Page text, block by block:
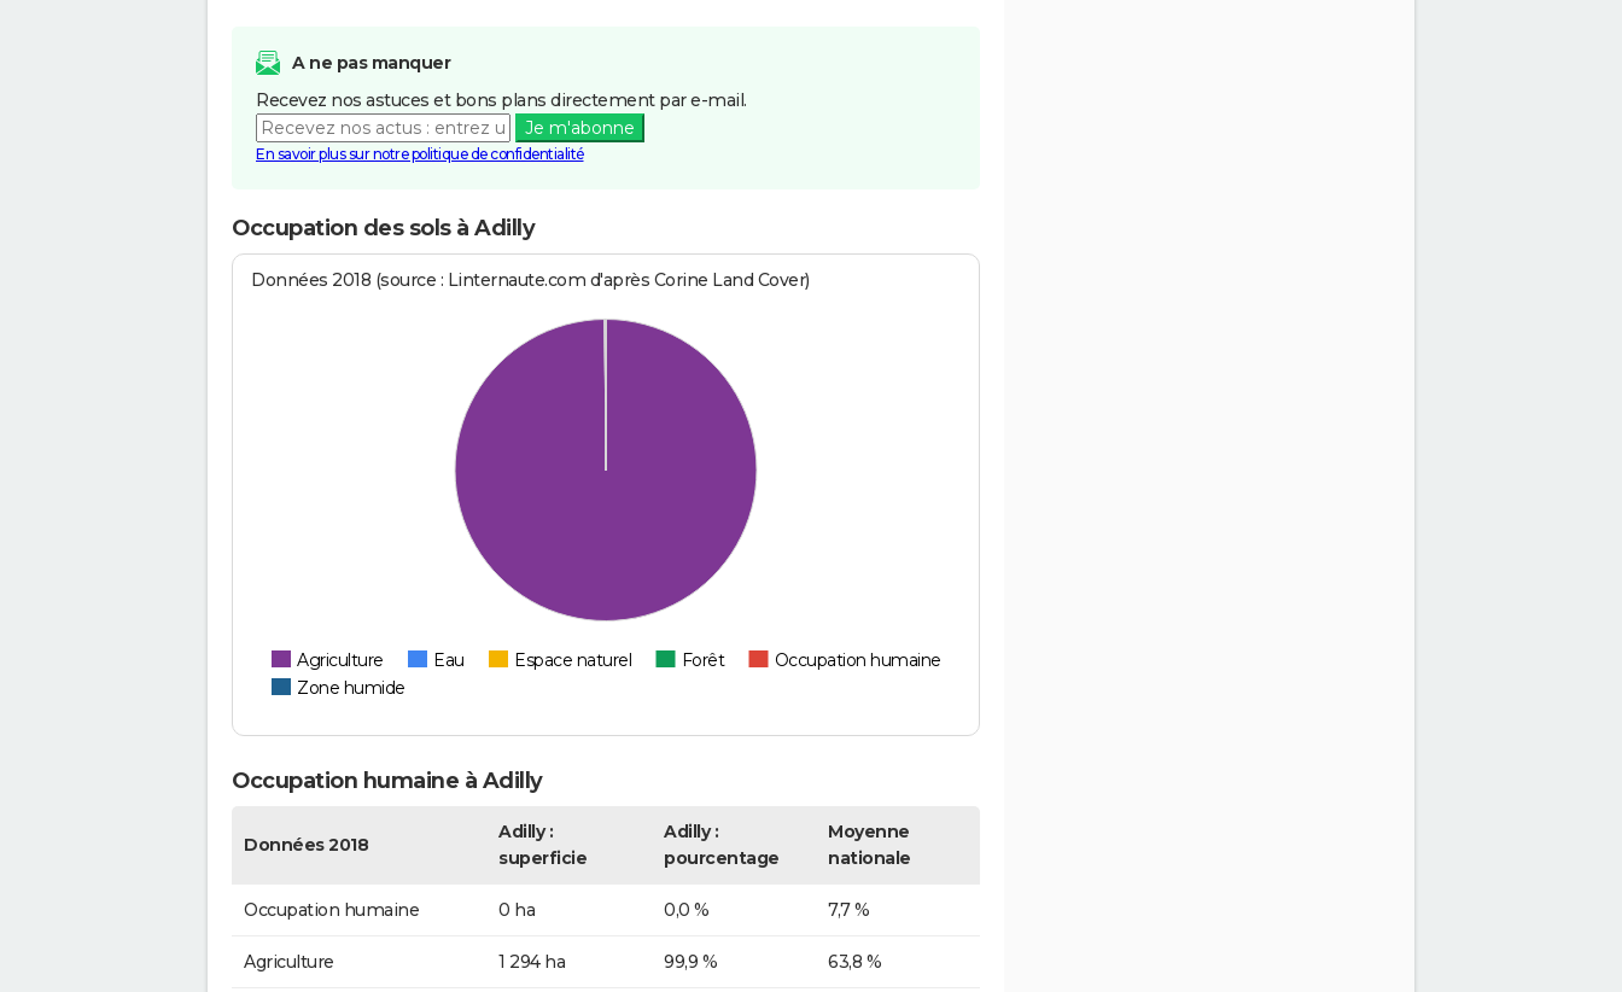
A ne pas manquer
Recevez nos astuces et bons plans directement par e-mail.
Je m'abonne
En savoir plus sur notre politique de confidentialité
Occupation des sols à Adilly
Données 2018 (source : Linternaute.com d'après Corine Land Cover)
Agriculture Eau Espace naturel Forêt
Occupation humaine
Zone humide
Occupation humaine à Adilly
Données 2018
Adilly :
superficie
Adilly :
pourcentage
Moyenne
nationale
Occupation humaine 0 ha 0,0 % 7,7 %
Agriculture 1 294 ha 99,9 % 63,8 %